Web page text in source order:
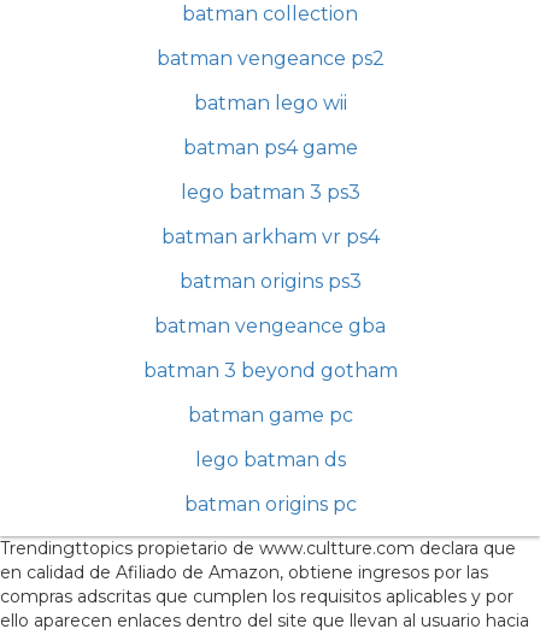
batman collection
batman vengeance ps2
batman lego wii
batman ps4 game
lego batman 3 ps3
batman arkham vr ps4
batman origins ps3
batman vengeance gba
batman 3 beyond gotham
batman game pc
lego batman ds
batman origins pc
Trendingttopics propietario de www.cultture.com declara que
en calidad de Afiliado de Amazon, obtiene ingresos por las
compras adscritas que cumplen los requisitos aplicables y por
ello aparecen enlaces dentro del site que llevan al usuario hacia